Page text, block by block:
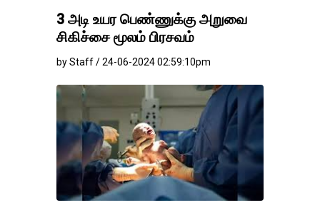
3 அடி உயர பெண்ணுக்கு அறுவை
சிகிச்சை மூலம் பிரசவம்
by Staff / 24-06-2024 02:59:10pm